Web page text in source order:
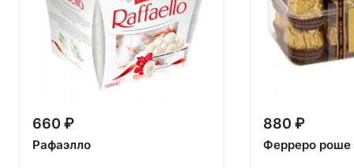
660 ₽
Рафаэлло
880 ₽
Ферреро роше